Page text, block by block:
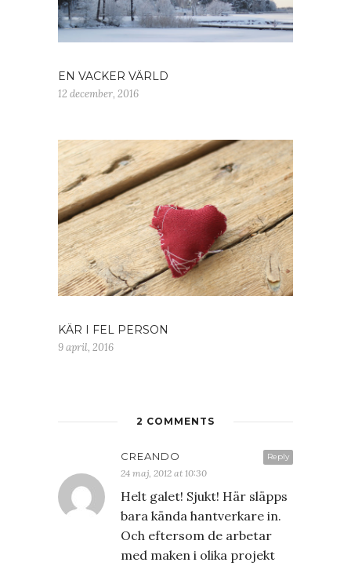
EN VACKER VÄRLD
12 december, 2016
KÄR I FEL PERSON
9 april, 2016
2 COMMENTS
Reply
CREANDO
24 maj, 2012 at 10:30
Helt galet! Sjukt! Här släpps
bara kända hantverkare in.
Och eftersom de arbetar
med maken i olika projekt